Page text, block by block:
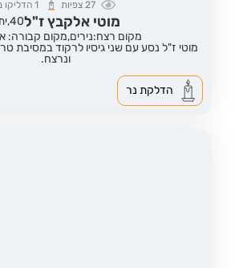
27 צפיות 1הדליקו
מוטי אלקבץ ז"ל40,
מקום רצח:נירים,מקום קבורה:
מוטי ז"ל נסע עם שני גיסיו לרקוד במסיבת
ונרצח.
הדלקת נר